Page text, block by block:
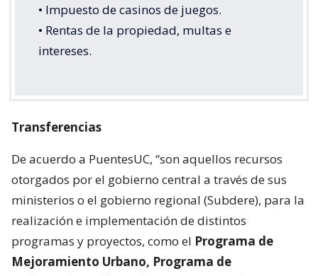
• Impuesto de casinos de juegos.
• Rentas de la propiedad, multas e
intereses.
Transferencias
De acuerdo a PuentesUC, “son aquellos recursos
otorgados por el gobierno central a través de sus
ministerios o el gobierno regional (Subdere), para la
realización e implementación de distintos
programas y proyectos, como el Programa de
Mejoramiento Urbano, Programa de